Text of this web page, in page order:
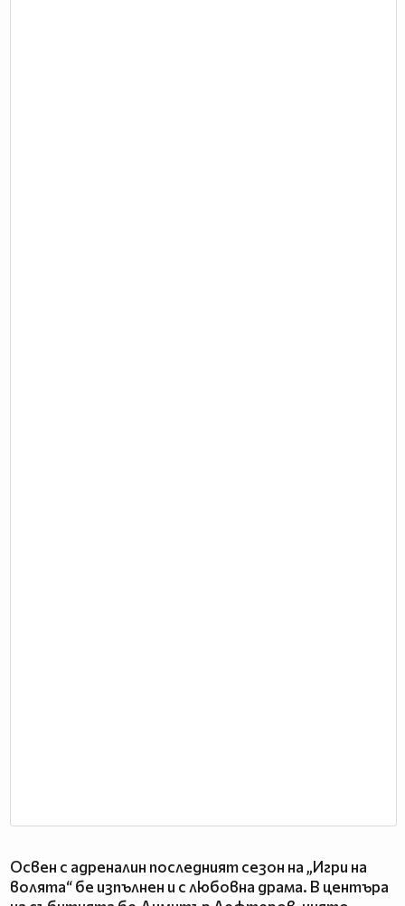
Освен с адреналин последният сезон на „Игри на
волята“ бе изпълнен и с любовна драма. В центъра